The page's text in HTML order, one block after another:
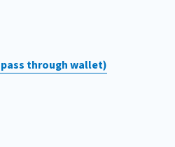
through wallet)